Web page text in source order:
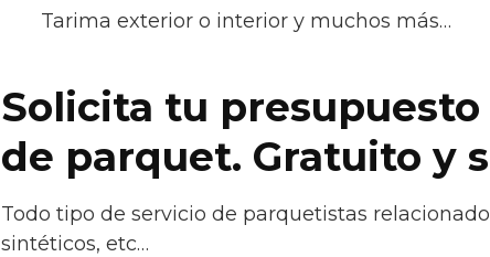
Tarima exterior o interior y muchos más…
Solicita tu
de parquet. Gratuito y
Todo tipo de servicio de parquetistas
sintéticos, etc…